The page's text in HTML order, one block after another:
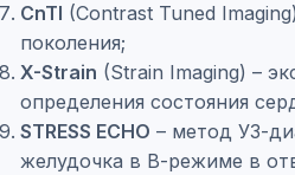
CnTI (Contrast Tuned
поколения;
X-Strain (Strain Imaging) –
определения состояния
STRESS ECHO – метод УЗ-
желудочка в В-режиме в